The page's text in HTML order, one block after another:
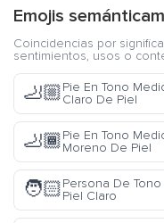
Emojis
Coincidencias por
sentimientos, usos o
🦶🏼Pie En Tono
Claro De Piel
🦶🏾Pie En Tono
Moreno De Piel
🧑🏻Persona De
Piel Claro